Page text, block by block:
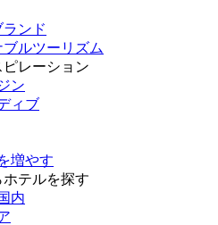
ンド
ルツーリズム
レーション
ン
ィブ
増やす
ホテルを探す
内